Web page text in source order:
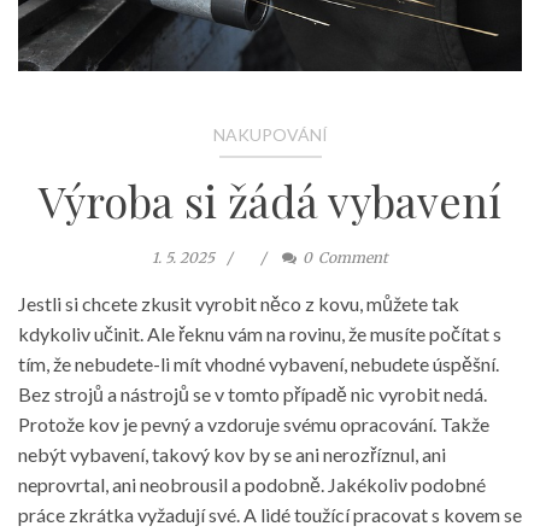
NAKUPOVÁNÍ
Výroba si žádá vybavení
1. 5. 2025 0 Comment
Jestli si chcete zkusit vyrobit něco z kovu, můžete tak
kdykoliv učinit. Ale řeknu vám na rovinu, že musíte počítat s
tím, že nebudete-li mít vhodné vybavení, nebudete úspěšní.
Bez strojů a nástrojů se v tomto případě nic vyrobit nedá.
Protože kov je pevný a vzdoruje svému opracování. Takže
nebýt vybavení, takový kov by se ani nerozříznul, ani
neprovrtal, ani neobrousil a podobně. Jakékoliv podobné
práce zkrátka vyžadují své. A lidé toužící pracovat s kovem se